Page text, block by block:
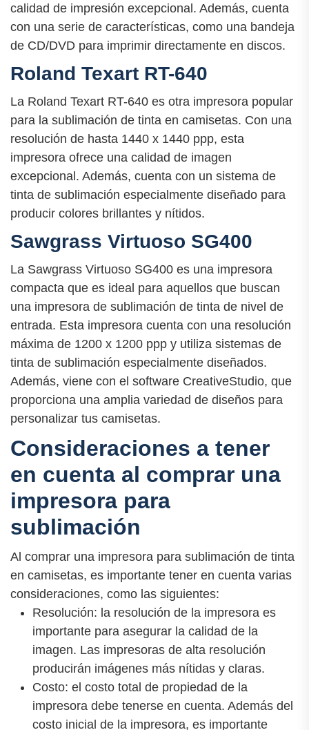
calidad de impresión excepcional. Además, cuenta
con una serie de características, como una bandeja
de CD/DVD para imprimir directamente en discos.
Roland Texart RT-640
La Roland Texart RT-640 es otra impresora popular
para la sublimación de tinta en camisetas. Con una
resolución de hasta 1440 x 1440 ppp, esta
impresora ofrece una calidad de imagen
excepcional. Además, cuenta con un sistema de
tinta de sublimación especialmente diseñado para
producir colores brillantes y nítidos.
Sawgrass Virtuoso SG400
La Sawgrass Virtuoso SG400 es una impresora
compacta que es ideal para aquellos que buscan
una impresora de sublimación de tinta de nivel de
entrada. Esta impresora cuenta con una resolución
máxima de 1200 x 1200 ppp y utiliza sistemas de
tinta de sublimación especialmente diseñados.
Además, viene con el software CreativeStudio, que
proporciona una amplia variedad de diseños para
personalizar tus camisetas.
Consideraciones a tener
en cuenta al comprar una
impresora para
sublimación
Al comprar una impresora para sublimación de tinta
en camisetas, es importante tener en cuenta varias
consideraciones, como las siguientes:
Resolución: la resolución de la impresora es
importante para asegurar la calidad de la
imagen. Las impresoras de alta resolución
producirán imágenes más nítidas y claras.
Costo: el costo total de propiedad de la
impresora debe tenerse en cuenta. Además del
costo inicial de la impresora, es importante